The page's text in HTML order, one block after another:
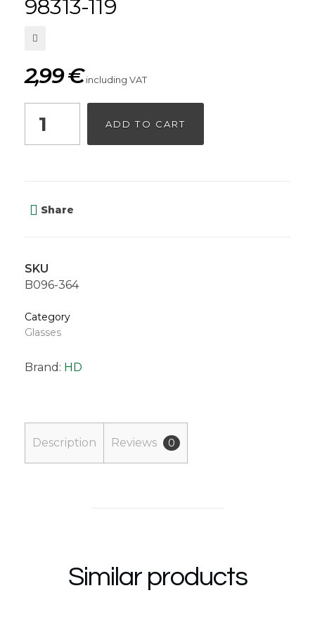
98313-119
2,99€ including VAT
ADD TO CART
Share
SKU
B096-364
Category
Glasses
Brand: HD
Description Reviews 0
Similar products